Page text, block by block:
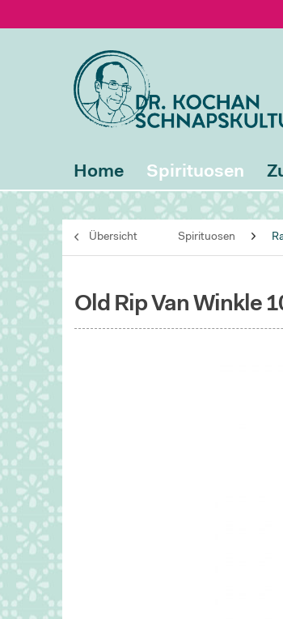
Home Spirituosen
Übersicht Spirituosen
Old Rip Van Winkle